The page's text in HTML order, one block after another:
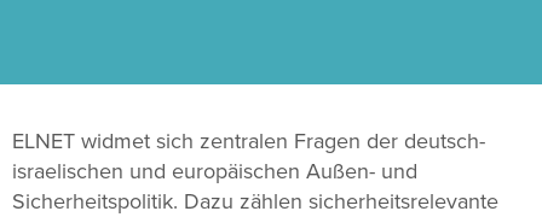
ELNET widmet sich zentralen Fragen der deutsch-
israelischen und europäischen Außen- und
Sicherheitspolitik. Dazu zählen sicherheitsrelevante